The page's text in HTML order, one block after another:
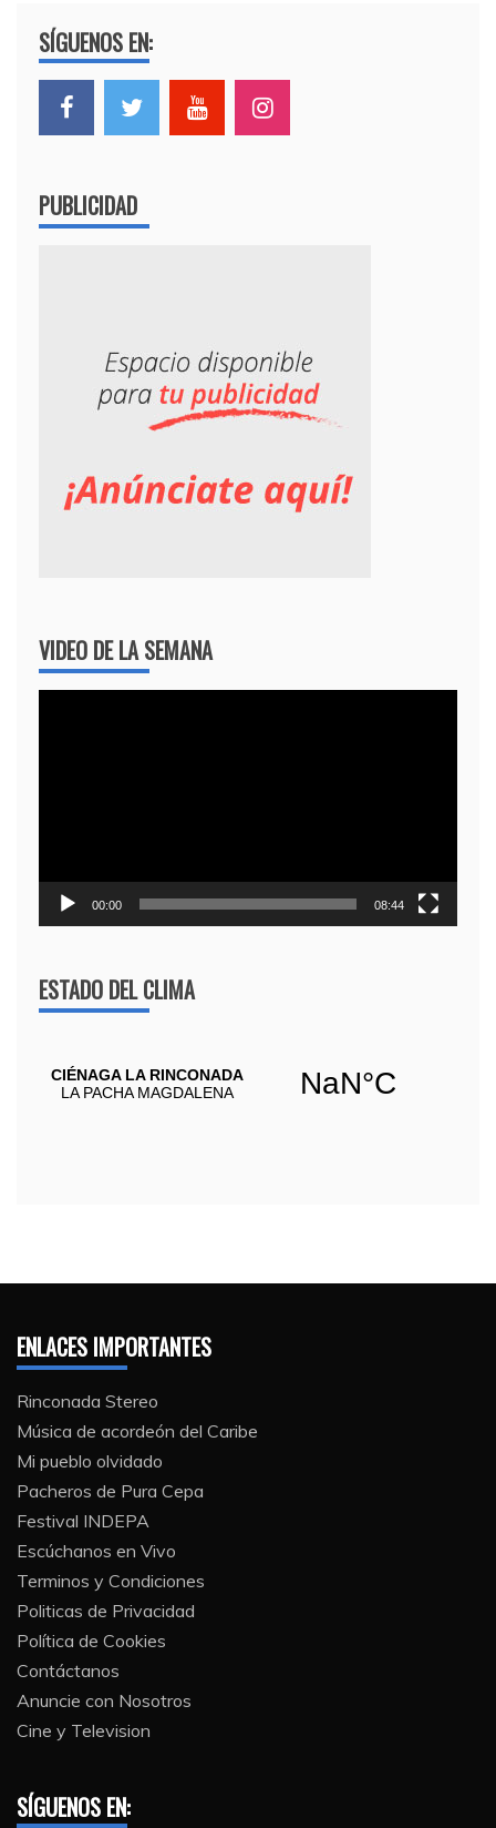
SÍGUENOS EN:
PUBLICIDAD
VIDEO DE LA SEMANA
00:00 08:44
ESTADO DEL CLIMA
ENLACES IMPORTANTES
Rinconada Stereo
Música de acordeón del Caribe
Mi pueblo olvidado
Pacheros de Pura Cepa
Festival INDEPA
Escúchanos en Vivo
Terminos y Condiciones
Politicas de Privacidad
Política de Cookies
Contáctanos
Anuncie con Nosotros
Cine y Television
SÍGUENOS EN: